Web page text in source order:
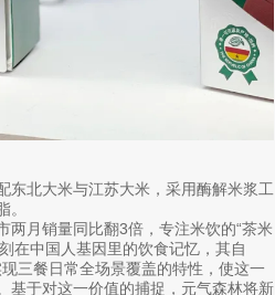
东北大米与江苏大米，采用酶解米浆工
月销量同比翻3倍，专注米饮的“茶米
在中国人基因里的饮食记忆，其自
三餐日常全场景覆盖的特性，使这一
基于对这一价值的捕捉，元气森林将新